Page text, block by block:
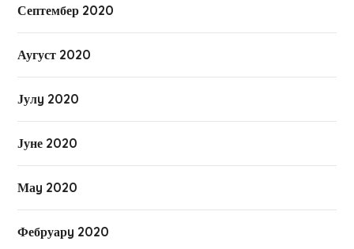
Септембер 2020
Аугуст 2020
Јулy 2020
Јуне 2020
Маy 2020
Фебруарy 2020